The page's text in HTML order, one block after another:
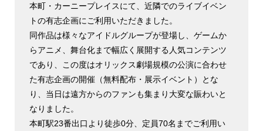
本町・カーニープレイスにて、近隣でのライブイベン
トの有志企画にご利用いただきました。
同作品は様々なアイドルグループが登場し、ゲームか
らアニメ、舞台化まで幅広く展開する人気コンテンツ
であり、この度はオリックス劇場規模の公演に合わせ
た有志企画の開催（無料配布・展示イベント）とな
り、当日は遠方からのファンも集まり大変な賑わいと
なりました。
本町駅23番出口より徒歩0分、定員70名までご利用い